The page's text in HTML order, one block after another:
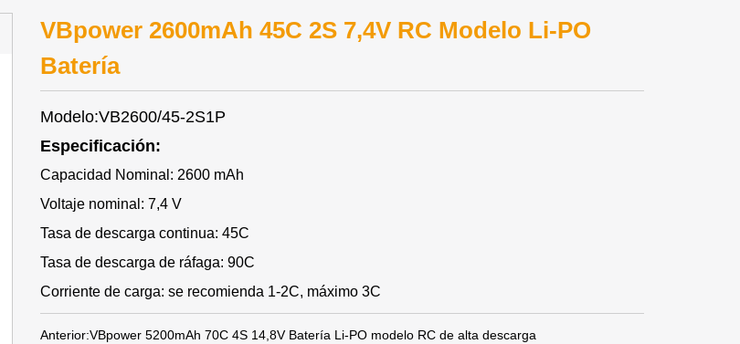
VBpower 2600mAh 45C 2S 7,4V RC Modelo Li-PO
Batería
Modelo:VB2600/45-2S1P
Especificación:
Capacidad Nominal: 2600 mAh
Voltaje nominal: 7,4 V
Tasa de descarga continua: 45C
Tasa de descarga de ráfaga: 90C
Corriente de carga: se recomienda 1-2C, máximo 3C
Anterior:VBpower 5200mAh 70C 4S 14,8V Batería Li-PO modelo RC de alta descarga